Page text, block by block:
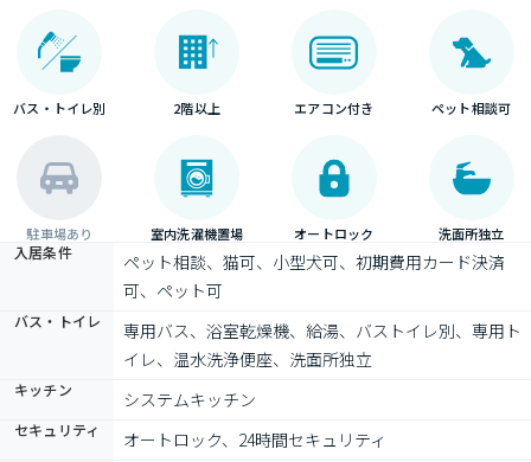
バス・トイレ別 2階以上 エアコン付き ペット相談可
駐車場あり 室内洗濯機置場 オートロック 洗面所独立
入居条件
ペット相談、猫可、小型犬可、初期費用カード決済
可、ペット可
バス・トイレ
専用バス、浴室乾燥機、給湯、バストイレ別、専用ト
イレ、温水洗浄便座、洗面所独立
キッチン システムキッチン
セキュリティ オートロック、24時間セキュリティ